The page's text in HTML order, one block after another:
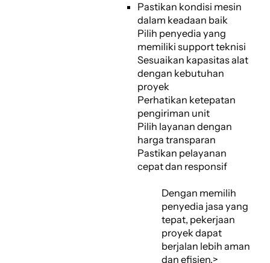
Pastikan kondisi mesin
dalam keadaan baik
Pilih penyedia yang
memiliki support teknisi
Sesuaikan kapasitas alat
dengan kebutuhan
proyek
Perhatikan ketepatan
pengiriman unit
Pilih layanan dengan
harga transparan
Pastikan pelayanan
cepat dan responsif
Dengan memilih
penyedia jasa yang
tepat, pekerjaan
proyek dapat
berjalan lebih aman
dan efisien.>